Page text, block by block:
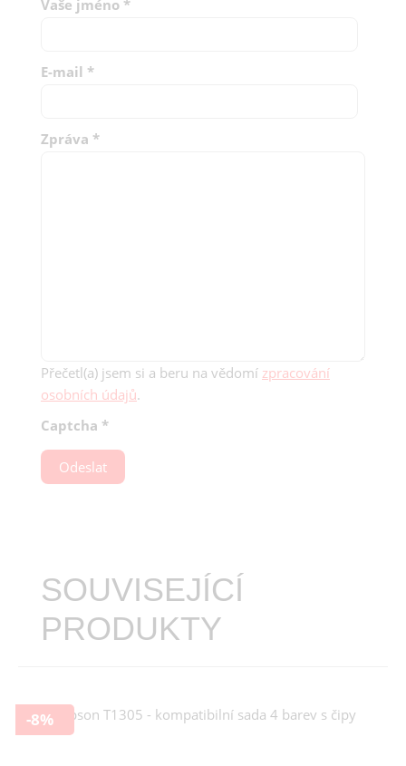
Vaše jméno *
E-mail *
Zpráva *
Přečetl(a) jsem si a beru na vědomí zpracování
osobních údajů.
Captcha *
Odeslat
SOUVISEJÍCÍ
PRODUKTY
-8%